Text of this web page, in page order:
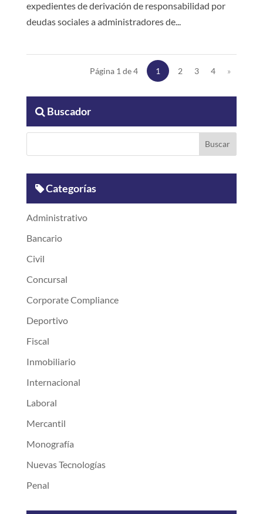
expedientes de derivación de responsabilidad por
deudas sociales a administradores de...
Página 1 de 4 1 2 3 4 »
Buscador
Categorías
Administrativo
Bancario
Civil
Concursal
Corporate Compliance
Deportivo
Fiscal
Inmobiliario
Internacional
Laboral
Mercantil
Monografía
Nuevas Tecnologías
Penal